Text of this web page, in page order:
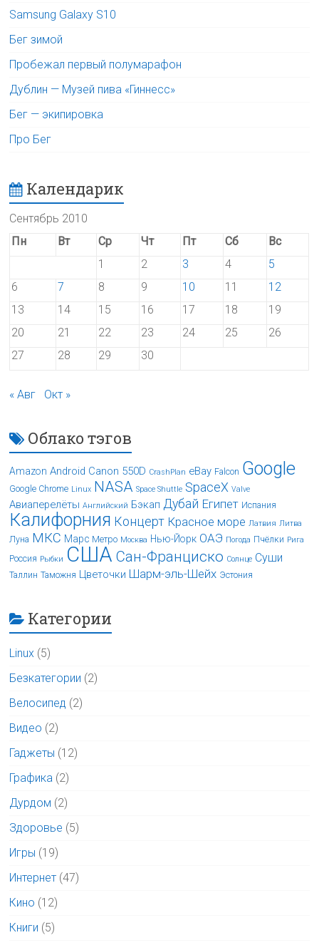
Samsung Galaxy S10
Бег зимой
Пробежал первый полумарафон
Дублин — Музей пива «Гиннесс»
Бег — экипировка
Про Бег
Календарик
Сентябрь 2010
Пн
Вт Ср Чт Пт Сб
Вс
1
2 3 4
5
6
7 8 9 10 11
12
13
14 15 16 17 18
19
20
21 22 23 24 25
26
27
28 29 30
« Авг Окт »
Облако тэгов
Amazon Android Canon 550D CrashPlan eBay Falcon Google
Google Chrome Linux NASA Space Shuttle SpaceX Valve
Авиаперелёты Английский Бэкап Дубай Египет Испания
Калифорния Концерт Красное море Латвия Литва
Луна МКС Марс Метро Москва Нью-Йорк ОАЭ Погода Пчёлки Рига
Россия Рыбки США Сан-Франциско Солнце Суши
Таллин Таможня Цветочки Шарм-эль-Шейх Эстония
Категории
Linux (5)
Безкатегории (2)
Велосипед (2)
Видео (2)
Гаджеты (12)
Графика (2)
Дурдом (2)
Здоровье (5)
Игры (19)
Интернет (47)
Кино (12)
Книги (5)